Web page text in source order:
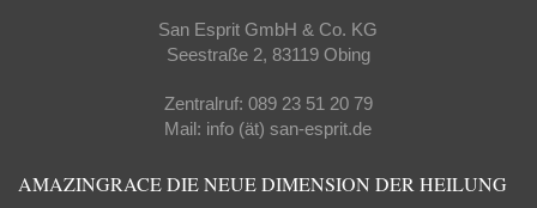
San Esprit GmbH & Co. KG
Seestraße 2, 83119 Obing
Zentralruf: 089 23 51 20 79
Mail: info (ät) san-esprit.de
AMAZINGRACE DIE NEUE DIMENSION DER HEILUNG